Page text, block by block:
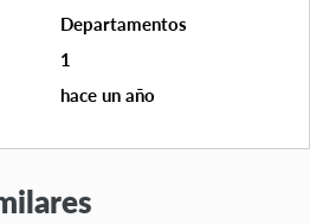
Departamentos
1
hace un año